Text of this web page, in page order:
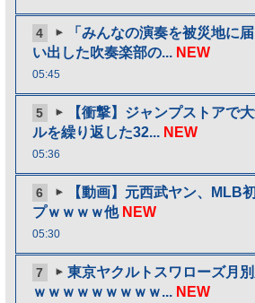
4
「みんなの演奏を被災地に
い出した吹奏楽部の... NEW
05:45
5
【衝撃】ジャンプストアで
ルを繰り返した32... NEW
05:36
6
【動画】元西武ヤン、MLB
プｗｗｗｗ他 NEW
05:30
7
東京ヤクルトスワローズ月
ｗｗｗｗｗｗｗｗｗ... NEW